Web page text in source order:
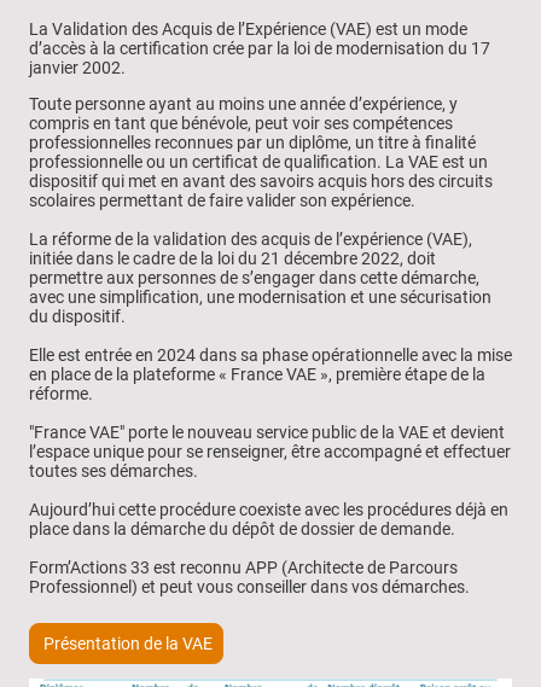
La Validation des Acquis de l’Expérience (VAE) est un mode
d’accès à la certification crée par la loi de modernisation du 17
janvier 2002.
Toute personne ayant au moins une année d’expérience, y
compris en tant que bénévole, peut voir ses compétences
professionnelles reconnues par un diplôme, un titre à finalité
professionnelle ou un certificat de qualification. La VAE est un
dispositif qui met en avant des savoirs acquis hors des circuits
scolaires permettant de faire valider son expérience.
La réforme de la validation des acquis de l’expérience (VAE),
initiée dans le cadre de la loi du 21 décembre 2022, doit
permettre aux personnes de s’engager dans cette démarche,
avec une simplification, une modernisation et une sécurisation
du dispositif.
Elle est entrée en 2024 dans sa phase opérationnelle avec la mise
en place de la plateforme « France VAE », première étape de la
réforme.
"France VAE" porte le nouveau service public de la VAE et devient
l’espace unique pour se renseigner, être accompagné et effectuer
toutes ses démarches.
Aujourd’hui cette procédure coexiste avec les procédures déjà en
place dans la démarche du dépôt de dossier de demande.
Form’Actions 33 est reconnu APP (Architecte de Parcours
Professionnel) et peut vous conseiller dans vos démarches.
Présentation de la VAE